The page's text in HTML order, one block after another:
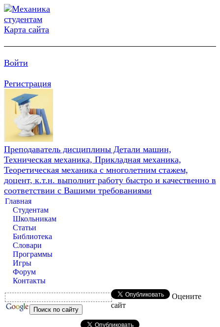
Карта сайта
Войти
Регистрация
Преподаватель дисциплины Детали машин,
Техническая механика, Прикладная механика,
Теоретическая механика с многолетним стажем,
доцент, к.т.н. выполнит работу быстро и качественно в
соответствии с Вашими требованиями
Главная
Студентам
Школьникам
Статьи
Библиотека
Словари
Программы
Игры
Форум
Контакты
Оцените
сайт